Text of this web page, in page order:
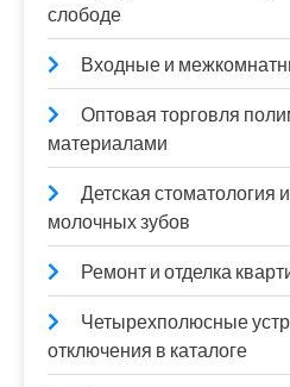
слободе
Входные и
Оптовая торговля
материалами
Детская стоматология
молочных зубов
Ремонт и отделка
Четырехполюсные
отключения в каталоге